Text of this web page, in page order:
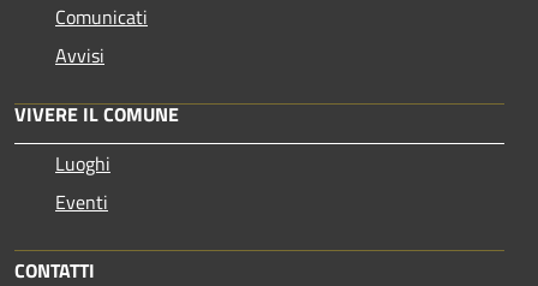
Comunicati
Avvisi
VIVERE IL COMUNE
Luoghi
Eventi
CONTATTI